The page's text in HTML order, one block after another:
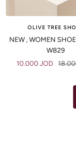
OLIVE TREE
NEW , WOMEN
W829
Sale
10.000 JOD